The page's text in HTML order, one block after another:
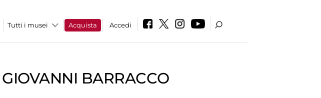
Tutti i musei Acquista Accedi
BARRACCO